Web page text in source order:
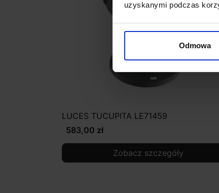
uzyskanymi podczas
Odmowa
LUCES TUCUPITA LE71459
583,00 zł
Zobacz szczegóły